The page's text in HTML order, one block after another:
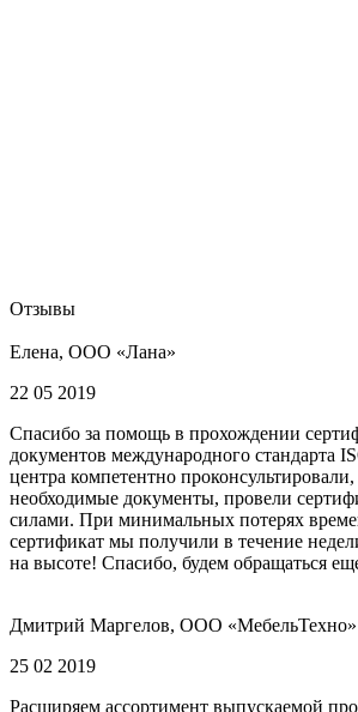
Отзывы
Елена, ООО «Лана»
22 05 2019
Спасибо за помощь в прохождении
документов международного стандарта
центра компетентно
необходимые документы, провели
силами. При минимальных потерях
сертификат мы получили в течение
на высоте! Спасибо, будем обращаться
Дмитрий Маргелов, ООО «МебельТехно»
25 02 2019
Расширяем ассортимент выпускаемой